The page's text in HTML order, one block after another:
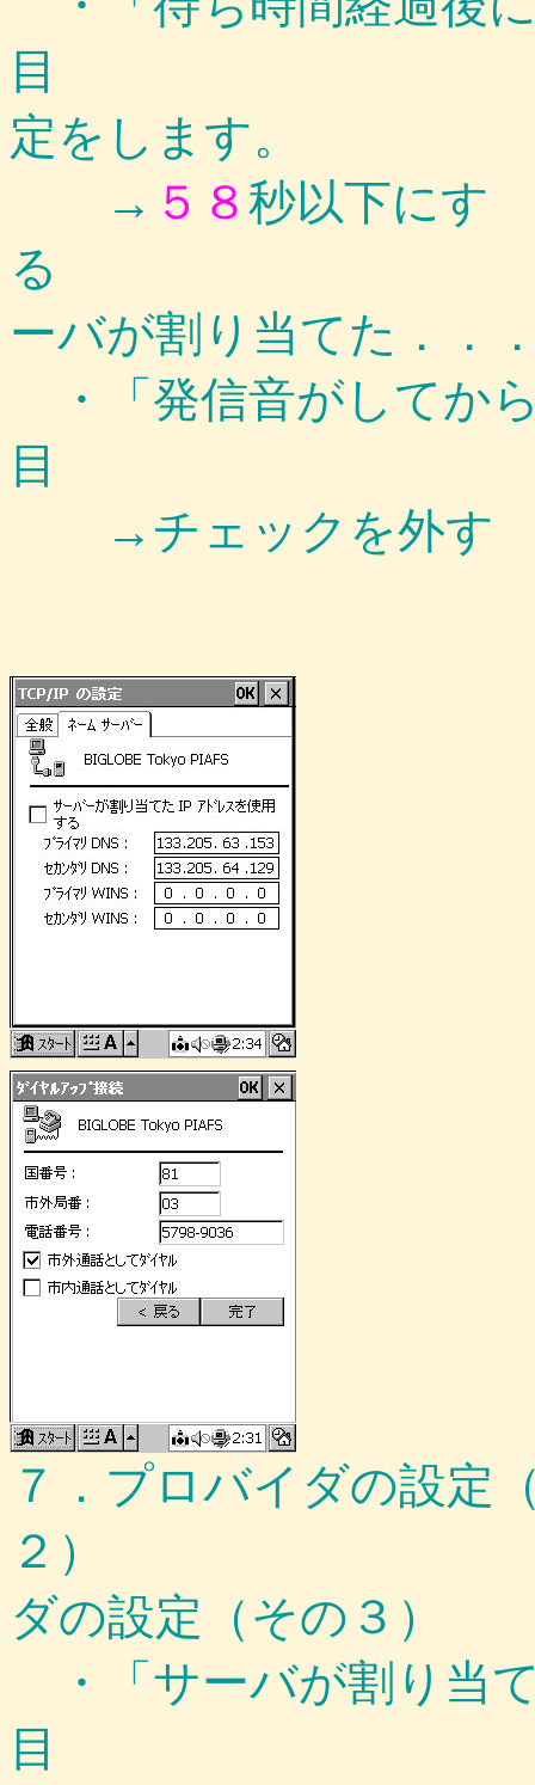
目
定をします。
→ ５８ 秒以下にす
る
ーバが割り当てた．．
・「発信音がしてか
目 →チ
→チェックを外す
７．プロバイダの設定
２） ８
ダの設定（その３）
・「サーバが割り当
目